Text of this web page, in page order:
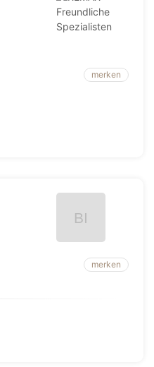
merken
merken